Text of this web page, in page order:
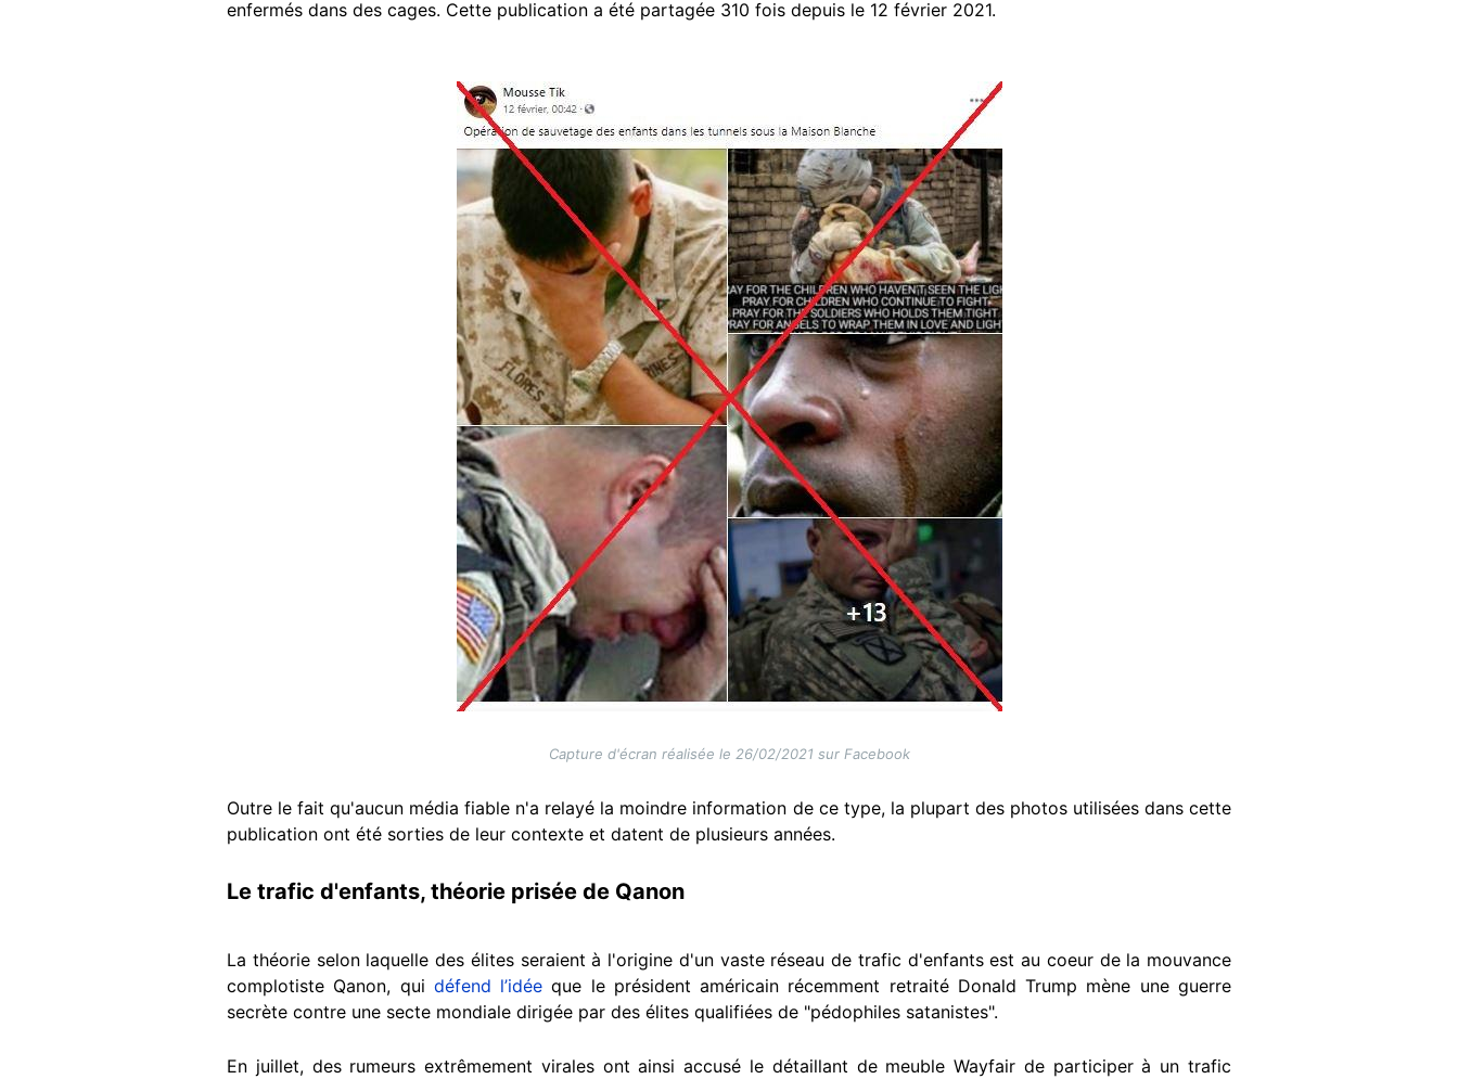
enfermés dans des cages. Cette publication a été partagée 310 fois depuis le 12 février 2021.
Capture d'écran réalisée le 26/02/2021 sur Facebook
Outre le fait qu'aucun média fiable n'a relayé la moindre information de ce type, la plupart des photos utilisées dans cette
publication ont été sorties de leur contexte et datent de plusieurs années.
Le trafic d'enfants, théorie prisée de Qanon
La théorie selon laquelle des élites seraient à l'origine d'un vaste réseau de trafic d'enfants est au coeur de la mouvance
complotiste Qanon, qui défend l’idée que le président américain récemment retraité Donald Trump mène une guerre
secrète contre une secte mondiale dirigée par des élites qualifiées de "pédophiles satanistes".
En juillet, des rumeurs extrêmement virales ont ainsi accusé le détaillant de meuble Wayfair de participer à un trafic